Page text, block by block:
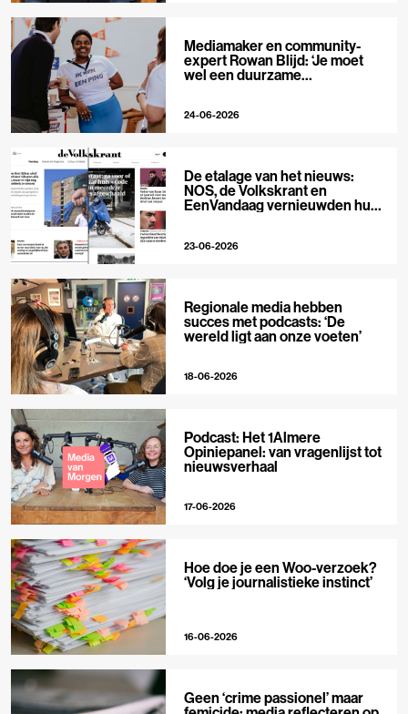
Mediamaker en community-
expert Rowan Blijd: ‘Je moet
wel een duurzame
24-06-2026
De etalage van het nieuws:
NOS, de Volkskrant en
EenVandaag vernieuwden hun
23-06-2026
Regionale media hebben
succes met podcasts: ‘De
wereld ligt aan onze voeten’
18-06-2026
Podcast: Het 1Almere
Opiniepanel: van vragenlijst tot
nieuwsverhaal
17-06-2026
Hoe doe je een Woo-verzoek?
‘Volg je journalistieke instinct’
16-06-2026
Geen ‘crime passionel’ maar